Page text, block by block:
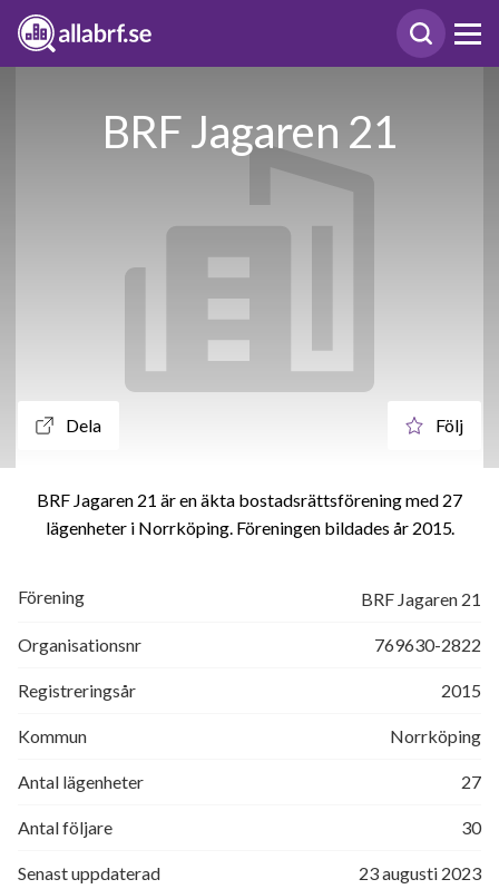
BRF Jagaren 21
Dela Följ
BRF Jagaren 21 är en äkta bostadsrättsförening med 27
lägenheter i Norrköping. Föreningen bildades år 2015
Förening BRF Jagaren 21
Organisationsnr 769630-2822
Registreringsår 2015
Kommun Norrköping
Antal lägenheter 27
Antal följare 30
Senast uppdaterad 23 augusti 2023